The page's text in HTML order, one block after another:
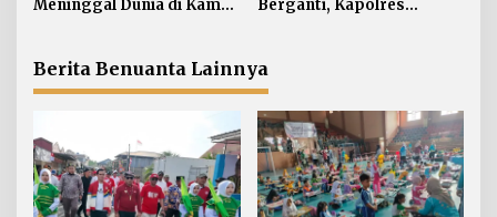
Meninggal Dunia di Kamar
Berganti, Kapolres
Berita Benuanta Lainnya